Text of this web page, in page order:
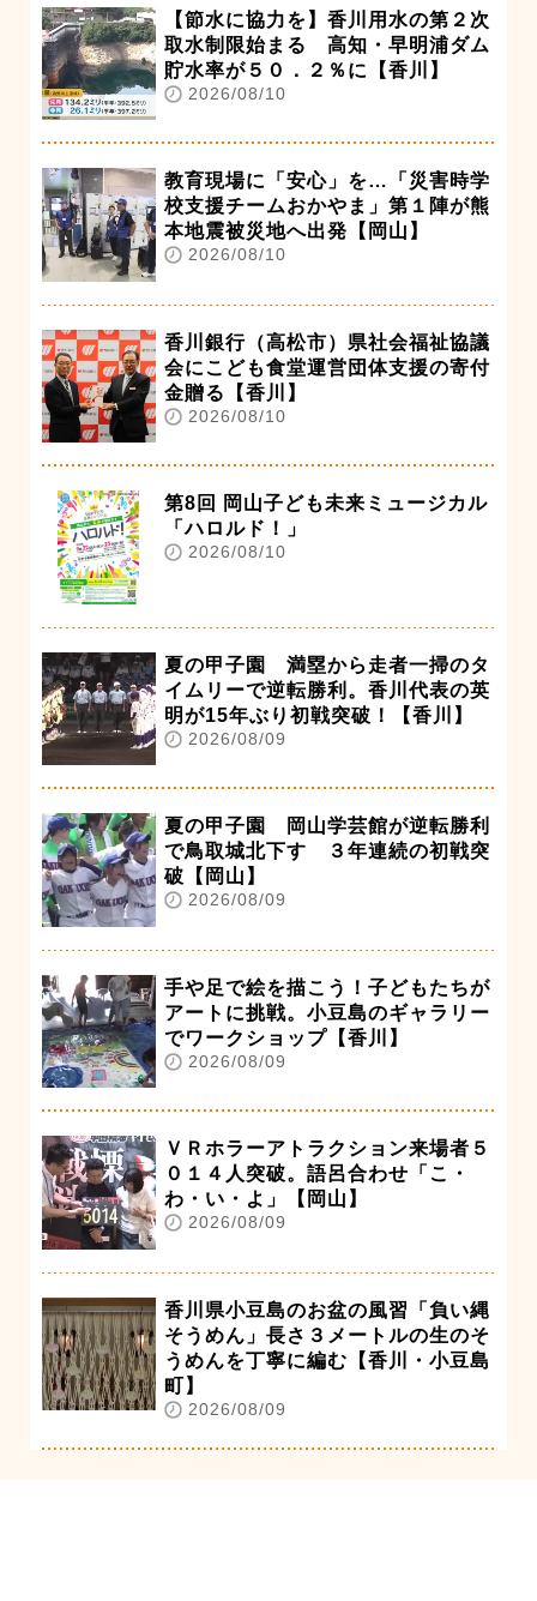
【節水に協力を】香川用水の第２次
取水制限始まる 高知・早明浦ダム
貯水率が５０．２％に【香川】
2026/08/10
教育現場に「安心」を…「災害時学
校支援チームおかやま」第１陣が熊
本地震被災地へ出発【岡山】
2026/08/10
香川銀行（高松市）県社会福祉協議
会にこども食堂運営団体支援の寄付
金贈る【香川】
2026/08/10
第8回 岡山子ども未来ミュージカル
「ハロルド！」
2026/08/10
夏の甲子園 満塁から走者一掃のタ
イムリーで逆転勝利。香川代表の英
明が15年ぶり初戦突破！【香川】
2026/08/09
夏の甲子園 岡山学芸館が逆転勝利
で鳥取城北下す ３年連続の初戦突
破【岡山】
2026/08/09
手や足で絵を描こう！子どもたちが
アートに挑戦。小豆島のギャラリー
でワークショップ【香川】
2026/08/09
ＶＲホラーアトラクション来場者５
０１４人突破。語呂合わせ「こ・
わ・い・よ」【岡山】
2026/08/09
香川県小豆島のお盆の風習「負い縄
そうめん」長さ３メートルの生のそ
うめんを丁寧に編む【香川・小豆島
町】
2026/08/09